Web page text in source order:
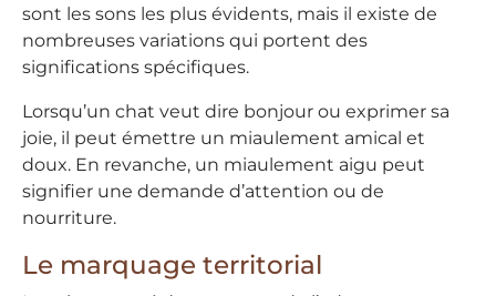
sont les sons les plus évidents, mais il existe de
nombreuses variations qui portent des
significations spécifiques.
Lorsqu’un chat veut dire bonjour ou exprimer sa
joie, il peut émettre un miaulement amical et
doux. En revanche, un miaulement aigu peut
signifier une demande d’attention ou de
nourriture.
Le marquage territorial